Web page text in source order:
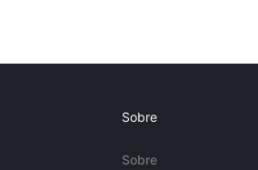
Sobre
Sobre